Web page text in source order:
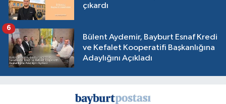
çıkardı
Bülent Aydemir, Bayburt Esnaf Kredi
ve Kefalet Kooperatifi Başkanlığına
Adaylığını Açıkladı
6